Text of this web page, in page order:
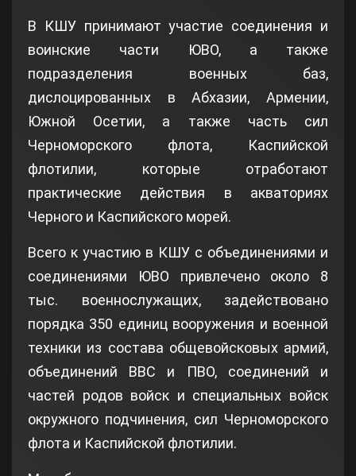
В КШУ принимают участие соединения и
воинские части ЮВО, а также
подразделения военных баз,
дислоцированных в Абхазии, Армении,
Южной Осетии, а также часть сил
Черноморского флота, Каспийской
флотилии, которые отработают
практические действия в акваториях
Черного и Каспийского морей.
Всего к участию в КШУ с объединениями и
соединениями ЮВО привлечено около 8
тыс. военнослужащих, задействовано
порядка 350 единиц вооружения и военной
техники из состава общевойсковых армий,
объединений ВВС и ПВО, соединений и
частей родов войск и специальных войск
окружного подчинения, сил Черноморского
флота и Каспийской флотилии.